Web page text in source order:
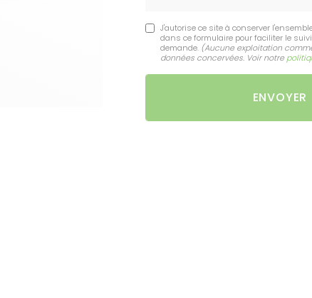
J'autorise ce site à conserver
dans ce formulaire pour faciliter le
demande. (Aucune exploitation
données concervées. Voir notre